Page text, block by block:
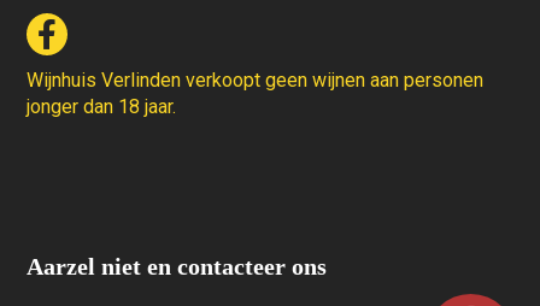
Wijnhuis Verlinden verkoopt geen wijnen aan personen
jonger dan 18 jaar.
Aarzel niet en contacteer ons